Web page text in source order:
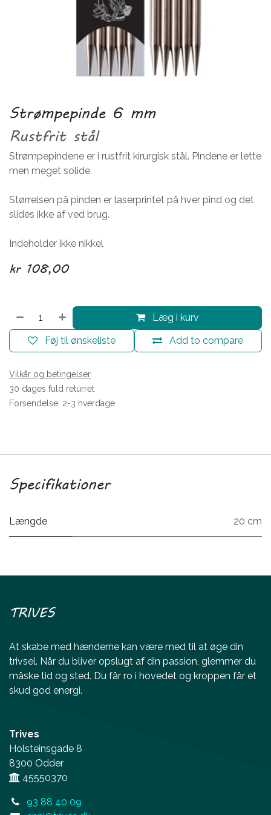
Strømpepinde 6 mm
Rustfrit stål
Strømpepindene er i rustfrit kirurgisk stål. Pindene er lette
men meget solide.
Størrelsen på pinden er laserprintet på hver pind og det
slides ikke af ved brug.
Indeholder ikke nikkel
kr 108,00
Læg i kurv
Add to compare
Føj til ønskeliste
Vilkår og betingelser
30 dages fuld returret
Forsendelse: 2-3 hverdage
Specifikationer
Længde 20 cm
TRIVES
At skabe med hænderne kan være med til at øge din
trivsel. Når du bliver opslugt af din passion, glemmer du
måske tid og sted. Du får ro i hovedet og kroppen får et
skud god energi.
Trives
Holsteinsgade 8
8300 Odder
45550370
93 88 40 09